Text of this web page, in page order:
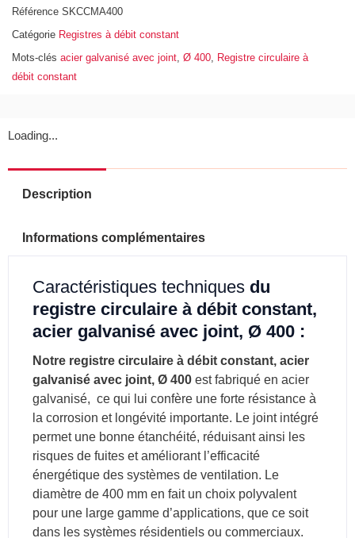
débit
constant,
acier
galvanisé
Ø
Référence SKCCMA400
Catégorie Registres à débit constant
Mots-clés acier galvanisé avec joint Ø 400 Registre circulaire à
débit constant
Loading...
Description
Informations complémentaires
Caractéristiques techniques du
registre circulaire à débit constant,
acier galvanisé avec joint, Ø 400 :
Notre registre circulaire à débit constant, acier
galvanisé avec joint, Ø 400 est fabriqué en acier
galvanisé, ce qui lui confère une forte résistance à
la corrosion et longévité importante. Le joint intégré
permet une bonne étanchéité, réduisant ainsi les
risques de fuites et améliorant l’efficacité
énergétique des systèmes de ventilation. Le
diamètre de 400 mm en fait un choix polyvalent
pour une large gamme d’applications, que ce soit
dans les systèmes résidentiels ou commerciaux.